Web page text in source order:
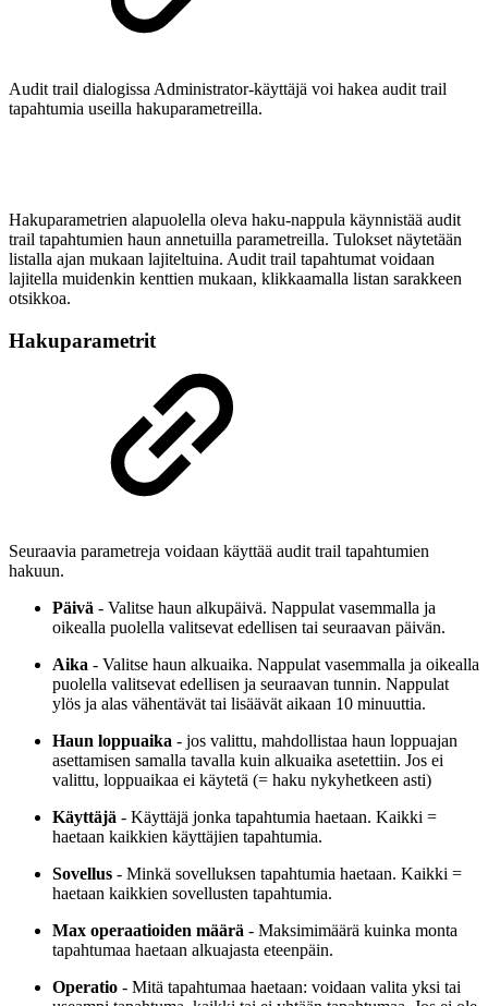
Audit trail dialogissa Administrator-käyttäjä voi hakea audit trail
tapahtumia useilla hakuparametreilla.
Hakuparametrien alapuolella oleva haku-nappula käynnistää audit
trail tapahtumien haun annetuilla parametreilla. Tulokset näytetään
listalla ajan mukaan lajiteltuina. Audit trail tapahtumat voidaan
lajitella muidenkin kenttien mukaan, klikkaamalla listan sarakkeen
otsikkoa.
Hakuparametrit
Seuraavia parametreja voidaan käyttää audit trail tapahtumien
hakuun.
Päivä - Valitse haun alkupäivä. Nappulat vasemmalla ja
oikealla puolella valitsevat edellisen tai seuraavan päivän.
Aika - Valitse haun alkuaika. Nappulat vasemmalla ja oikealla
puolella valitsevat edellisen ja seuraavan tunnin. Nappulat
ylös ja alas vähentävät tai lisäävät aikaan 10 minuuttia.
Haun loppuaika - jos valittu, mahdollistaa haun loppuajan
asettamisen samalla tavalla kuin alkuaika asetettiin. Jos ei
valittu, loppuaikaa ei käytetä (= haku nykyhetkeen asti)
Käyttäjä - Käyttäjä jonka tapahtumia haetaan. Kaikki =
haetaan kaikkien käyttäjien tapahtumia.
Sovellus - Minkä sovelluksen tapahtumia haetaan. Kaikki =
haetaan kaikkien sovellusten tapahtumia.
Max operaatioiden määrä - Maksimimäärä kuinka monta
tapahtumaa haetaan alkuajasta eteenpäin.
Operatio - Mitä tapahtumaa haetaan: voidaan valita yksi tai